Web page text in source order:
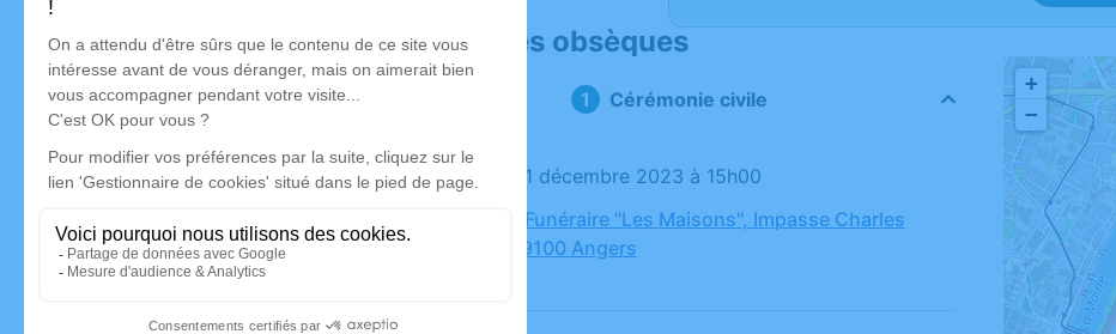
Déroulé des obsèques
Cérémonie civile
Le jeudi 21 décembre 2023 à 15h00
Chambre Funéraire "Les Maisons", Impasse Charles
Berjole, 49100 Angers
+
−